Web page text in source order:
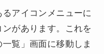
アイコンメニューに
があります。これを
覧」画面に移動しま